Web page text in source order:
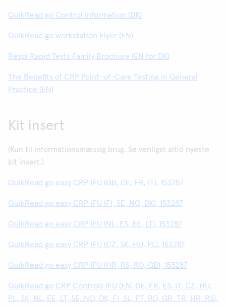
QuikRead go Control Information (DK)
QuikRead go workstation Flyer (EN)
Respi Rapid Tests Family Brochure (EN for DK)
The Benefits of CRP Point-of-Care Testing in General
Practice (EN)
Kit insert
(Kun til informationsmæssig brug. Se venligst altid nyeste
kit insert.)
QuikRead go easy CRP IFU (GB, DE, FR, IT), 153287
QuikRead go easy CRP IFU (FI, SE, NO, DK), 153287
QuikRead go easy CRP IFU (NL, ES, EE, LT), 153287
QuikRead go easy CRP IFU (CZ, SK, HU, PL), 153287
QuikRead go easy CRP IFU (HR, RS, RO, GB), 153287
QuikRead go CRP Controls IFU (EN, DE, FR, ES, IT, CZ, HU,
PL, SK, NL, EE, LT, SE, NO, DK, FI, SL, PT, RO, GR, TR, HR, RS),